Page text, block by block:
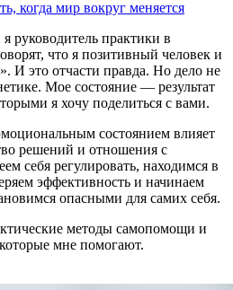
когда мир вокруг меняется
руководитель практики в
что я позитивный человек и
И это отчасти правда. Но дело не
Мое состояние — результат
я хочу поделиться с вами.
состоянием влияет
решений и отношения с
себя регулировать, находимся в
эффективность и начинаем
опасными для самих себя.
методы самопомощи и
мне помогают.